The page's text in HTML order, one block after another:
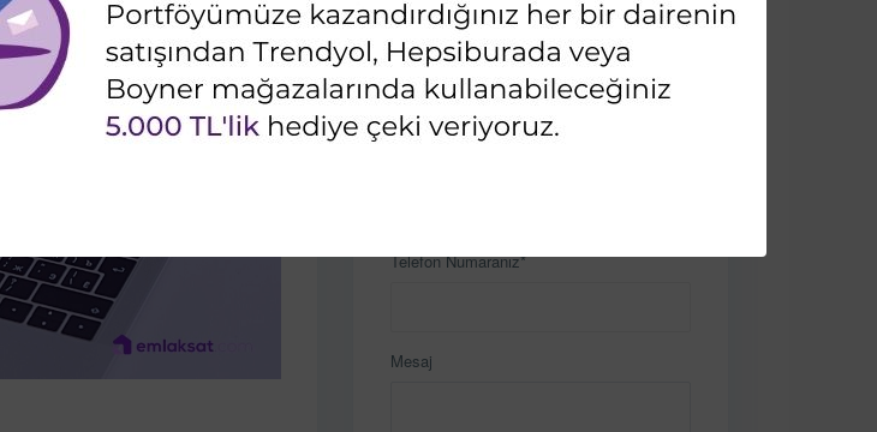
İletişime Geçin
Ad & Soyad*
Telefon Numaranız*
Mesaj